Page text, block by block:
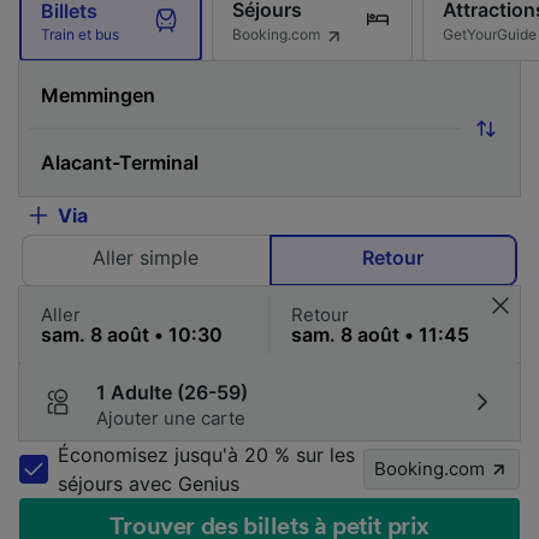
Billets
Train et bus
Séjours
Booking.com GetYourGuide
Via
Aller simple
Retour
Aller Retour
1 Adulte (26-59)
Ajouter une carte
Économisez jusqu'à 20 % sur les
séjours avec Genius
Booking.com
Trouver des billets à petit prix